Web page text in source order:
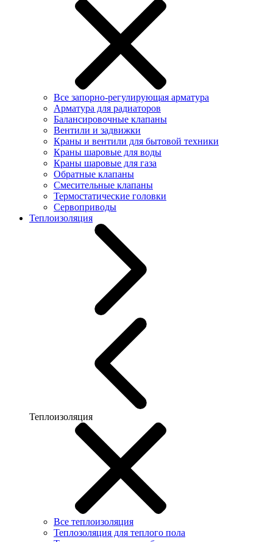
Все запорно-регулирующая арматура
Арматура для радиаторов
Балансировочные клапаны
Вентили и задвижки
Краны и вентили для бытовой техники
Краны шаровые для воды
Краны шаровые для газа
Обратные клапаны
Смесительные клапаны
Термостатические головки
Сервоприводы
Теплоизоляция
Теплоизоляция
Все теплоизоляция
Теплозоляция для теплого пола